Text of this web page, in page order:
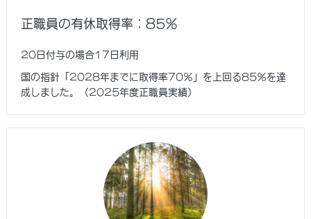
正職員の有休取得率：85％
20日付与の場合17日利用
国の指針「2028年までに取得率70％」を上回る85％を達
成しました。（2025年度正職員実績）